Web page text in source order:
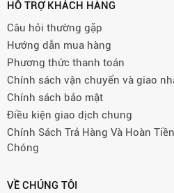
HỖ TRỢ KHÁCH HÀNG
Câu hỏi thường gặp
Hướng dẫn mua hàng
Phương thức thanh toán
Chính sách vận chuyển và giao
Chính sách bảo mật
Điều kiện giao dịch chung
Chính Sách Trả Hàng Và Hoàn
Chóng
VỀ CHÚNG TÔI